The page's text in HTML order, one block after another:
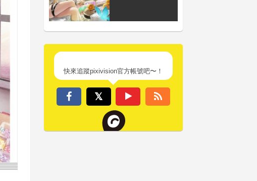
快來追蹤pixivision官方帳號吧〜！